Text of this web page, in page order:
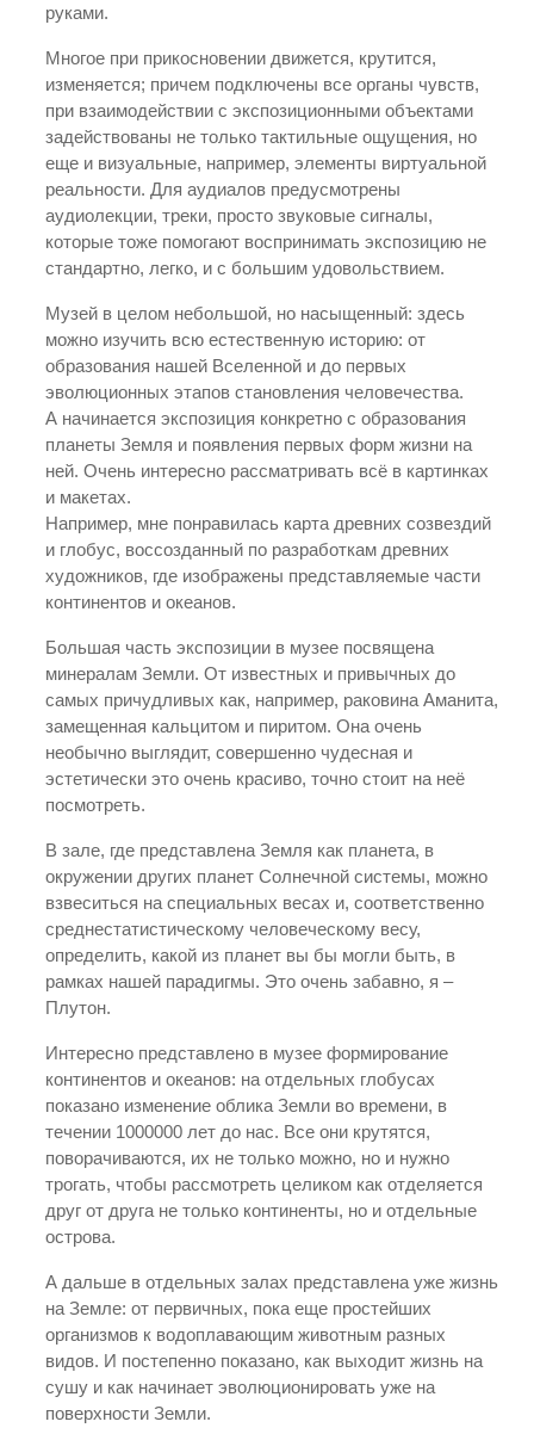
руками.
Многое при прикосновении движется, крутится,
изменяется; причем подключены все органы чувств,
при взаимодействии с экспозиционными объектами
задействованы не только тактильные ощущения, но
еще и визуальные, например, элементы виртуальной
реальности. Для аудиалов предусмотрены
аудиолекции, треки, просто звуковые сигналы,
которые тоже помогают воспринимать экспозицию не
стандартно, легко, и с большим удовольствием.
Музей в целом небольшой, но насыщенный: здесь
можно изучить всю естественную историю: от
образования нашей Вселенной и до первых
эволюционных этапов становления человечества.
А начинается экспозиция конкретно с образования
планеты Земля и появления первых форм жизни на
ней. Очень интересно рассматривать всё в картинках
и макетах.
Например, мне понравилась карта древних созвездий
и глобус, воссозданный по разработкам древних
художников, где изображены представляемые части
континентов и океанов.
Большая часть экспозиции в музее посвящена
минералам Земли. От известных и привычных до
самых причудливых как, например, раковина Аманита,
замещенная кальцитом и пиритом. Она очень
необычно выглядит, совершенно чудесная и
эстетически это очень красиво, точно стоит на неё
посмотреть.
В зале, где представлена Земля как планета, в
окружении других планет Солнечной системы, можно
взвеситься на специальных весах и, соответственно
среднестатистическому человеческому весу,
определить, какой из планет вы бы могли быть, в
рамках нашей парадигмы. Это очень забавно, я –
Плутон.
Интересно представлено в музее формирование
континентов и океанов: на отдельных глобусах
показано изменение облика Земли во времени, в
течении 1000000 лет до нас. Все они крутятся,
поворачиваются, их не только можно, но и нужно
трогать, чтобы рассмотреть целиком как отделяется
друг от друга не только континенты, но и отдельные
острова.
А дальше в отдельных залах представлена уже жизнь
на Земле: от первичных, пока еще простейших
организмов к водоплавающим животным разных
видов. И постепенно показано, как выходит жизнь на
сушу и как начинает эволюционировать уже на
поверхности Земли.